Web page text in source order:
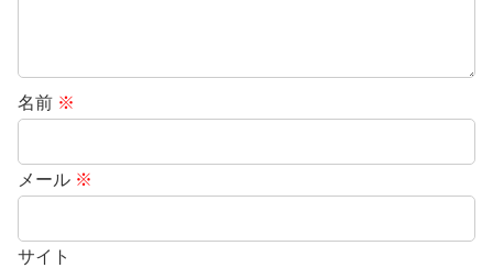
名前 ※
メール ※
サイト